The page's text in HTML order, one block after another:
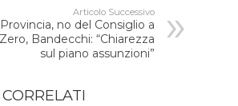
Articolo Successivo
Provincia, no del Consiglio a
Bandecchi: “Chiarezza
sul piano assunzioni”